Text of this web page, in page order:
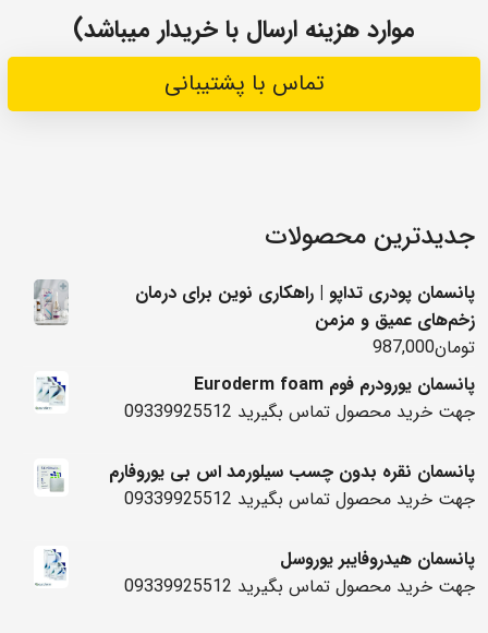
موارد هزینه ارسال با خریدار میباشد)
تماس با پشتیبانی
جدیدترین محصولات
پانسمان پودری تداپو | راهکاری نوین برای درمان
زخم‌های عمیق و مزمن
تومان987,000
پانسمان یورودرم فوم Euroderm foam
جهت خرید محصول تماس بگیرید 09339925512
پانسمان نقره بدون چسب سیلورمد اس بی یوروفارم
جهت خرید محصول تماس بگیرید 09339925512
پانسمان هیدروفایبر یوروسل
جهت خرید محصول تماس بگیرید 09339925512